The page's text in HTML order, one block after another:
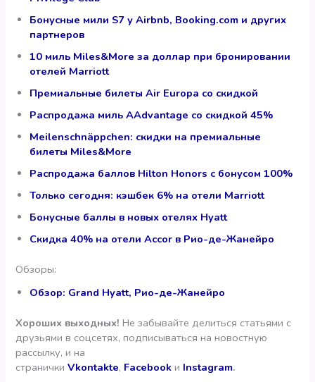
Бонусные мили S7 у Airbnb, Booking.com и других
партнеров
10 миль Miles&More за доллар при бронировании
отелей Marriott
Премиальные билеты Air Europa со скидкой
Распродажа миль AAdvantage со скидкой 45%
Meilenschnäppchen: скидки на премиальные
билеты Miles&More
Распродажа баллов Hilton Honors с бонусом 100%
Только сегодня: кэшбек 6% на отели Marriott
Бонусные баллы в новых отелях Hyatt
Скидка 40% на отели Accor в Рио-де-Жанейро
Обзоры:
Обзор: Grand Hyatt, Рио-де-Жанейро
Хороших выходных!Не забывайте делиться статьями с
друзьями в соцсетях, подписываться на новостную
рассылку, и на
странички Vkontakte, Facebook и Instagram.